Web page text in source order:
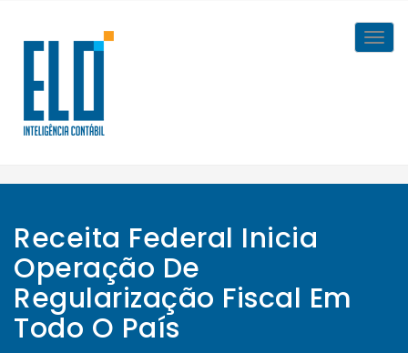
content
Receita Federal Inicia
Operação De
Regularização Fiscal Em
Todo O País